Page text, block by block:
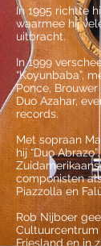
In 1995 richtte
waarmee hij
uitbracht.
In 1999
“Koyunbaba”,
Ponce,
Duo Azahar,
records.
Met sopraan
hij “Duo
componisten
Piazzolla en
Rob Nijboer
Cultuurcentrum
Friesland en in